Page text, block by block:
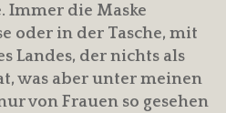
Immer die Maske
oder in der Tasche, mit
Landes, der nichts als
was aber unter meinen
von Frauen so gesehen